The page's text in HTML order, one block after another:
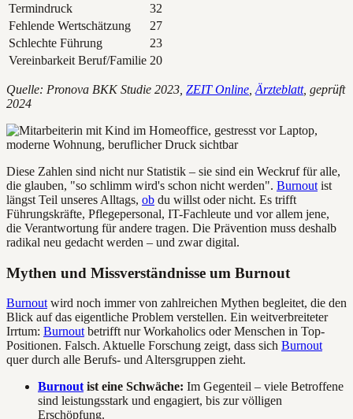
Termindruck
32
Fehlende Wertschätzung
27
Schlechte Führung
23
Vereinbarkeit Beruf/Familie 20
Quelle: Pronova BKK Studie 2023, ZEIT Online Ärzteblatt, geprüft
2024
Diese Zahlen sind nicht nur Statistik – sie sind ein Weckruf für alle,
die glauben, "so schlimm wird's schon nicht werden". Burnout ist
längst Teil unseres Alltags, ob du willst oder nicht. Es trifft
Führungskräfte, Pflegepersonal, IT-Fachleute und vor allem jene,
die Verantwortung für andere tragen. Die Prävention muss deshalb
radikal neu gedacht werden – und zwar digital.
Mythen und Missverständnisse um Burnout
Burnout wird noch immer von zahlreichen Mythen begleitet, die den
Blick auf das eigentliche Problem verstellen. Ein weitverbreiteter
Irrtum: Burnout betrifft nur Workaholics oder Menschen in Top-
Positionen. Falsch. Aktuelle Forschung zeigt, dass sich Burnout
quer durch alle Berufs- und Altersgruppen zieht.
Burnout ist eine Schwäche: Im Gegenteil – viele Betroffene
sind leistungsstark und engagiert, bis zur völligen
Erschöpfung.